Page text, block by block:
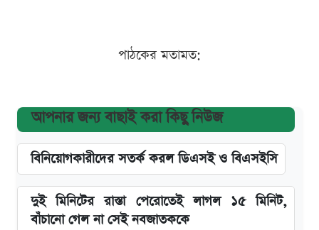
পাঠকের মতামত:
আপনার জন্য বাছাই করা কিছু নিউজ
বিনিয়োগকারীদের সতর্ক করল ডিএসই ও বিএসইসি
দুই মিনিটের রাস্তা পেরোতেই লাগল ১৫ মিনিট,
বাঁচানো গেল না সেই নবজাতককে